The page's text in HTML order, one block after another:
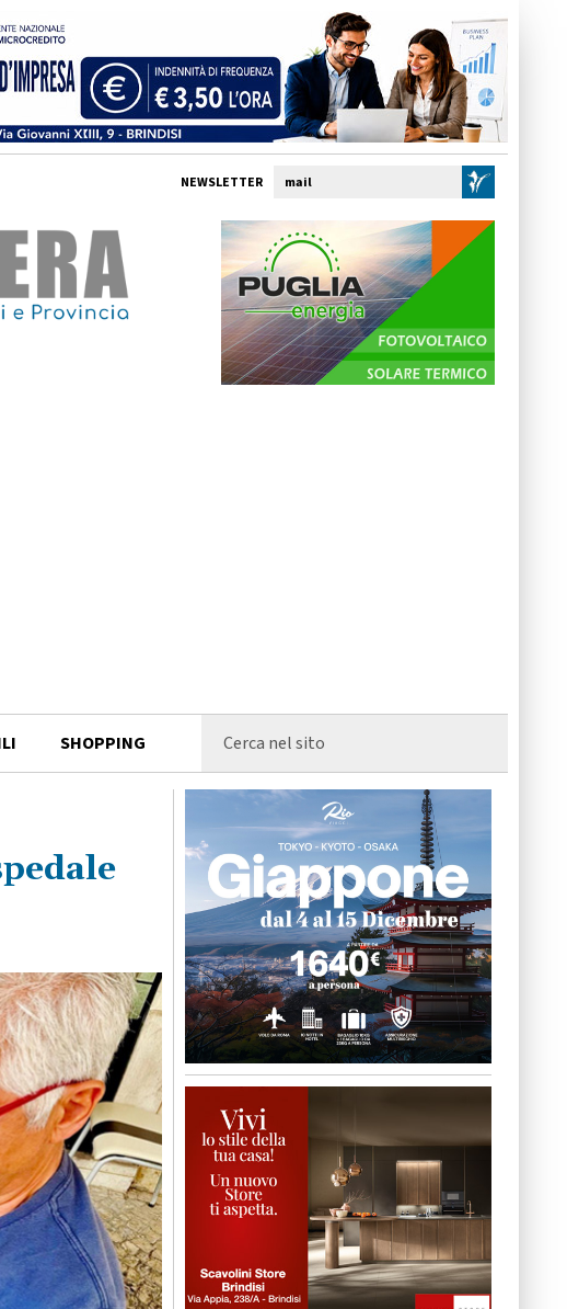
NEWSLETTER
SHOPPING